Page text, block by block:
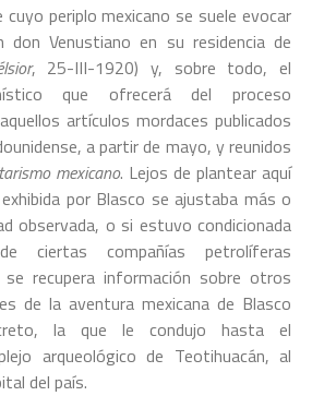
periplo mexicano se suele evocar
don Venustiano en su residencia de
, 25-III-1920) y, sobre todo, el
que ofrecerá del proceso
artículos mordaces publicados
a partir de mayo, y reunidos
mexicano. Lejos de plantear aquí
por Blasco se ajustaba más o
observada, o si estuvo condicionada
ciertas compañías petrolíferas
se recupera información sobre otros
de la aventura mexicana de Blasco
la que le condujo hasta el
arqueológico de Teotihuacán, al
del país.